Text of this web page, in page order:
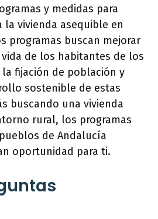
y medidas para
la vivienda asequible en
programas buscan mejorar
de los habitantes de los
fijación de población y
sostenible de estas
buscando una vivienda
rural, los programas
de Andalucía
oportunidad para ti.